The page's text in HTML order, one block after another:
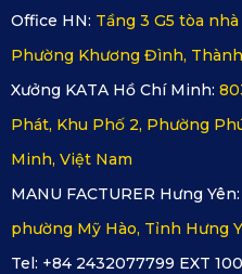
Office HN: Tầng 3 G5 tòa
Phường Khương Đình,
Xưởng KATA Hồ Chí Minh:
Phát, Khu Phố 2, Phường
Minh, Việt Nam
MANU FACTURER Hưng Yên:
phường Mỹ Hào, Tỉnh Hưng
Tel: +84 2432077799 EXT 100